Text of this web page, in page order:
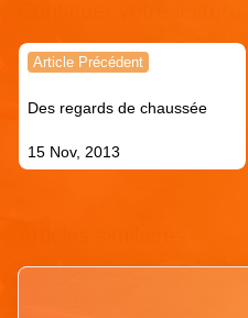
Navigation
l’article
Article Précédent
Des regards de chaussée
15 Nov, 2013